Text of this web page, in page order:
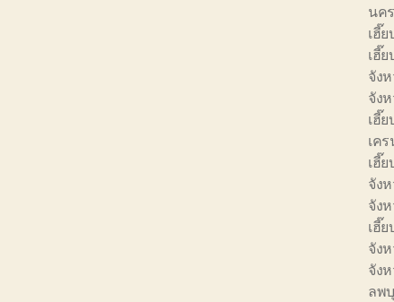
นค
เฮี๊
เฮี๊
จัง
จัง
เฮี๊
เค
เฮี๊
จัง
จัง
เฮี๊
จัง
จัง
ลพ